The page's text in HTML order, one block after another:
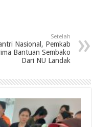
Setelah
Nasional, Pemkab
Bantuan Sembako
Dari NU Landak